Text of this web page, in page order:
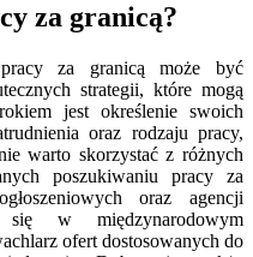
za granicą?
za granicą może być
strategii, które mogą
jest określenie swoich
oraz rodzaju pracy,
warto skorzystać z różnych
poszukiwaniu pracy za
oraz agencji
się w międzynarodowym
ofert dostosowanych do